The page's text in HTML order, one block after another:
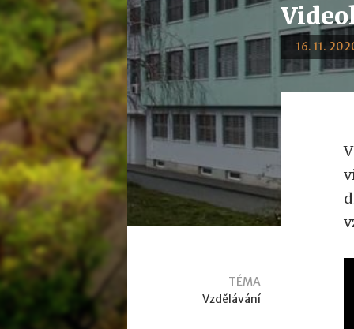
16. 11.
TÉMA
Vzdělávání